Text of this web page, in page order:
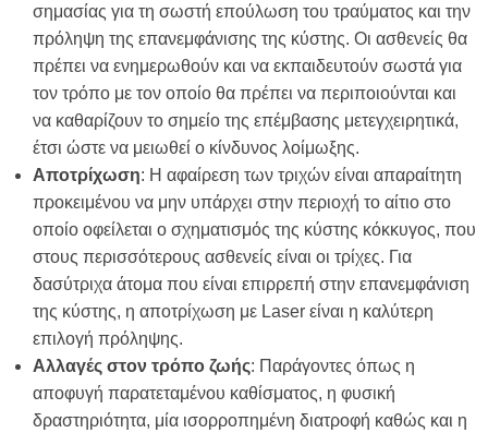
σημασίας για τη σωστή επούλωση του τραύματος και την
πρόληψη της επανεμφάνισης της κύστης. Οι ασθενείς θα
πρέπει να ενημερωθούν και να εκπαιδευτούν σωστά για
τον τρόπο με τον οποίο θα πρέπει να περιποιούνται και
να καθαρίζουν το σημείο της επέμβασης μετεγχειρητικά,
έτσι ώστε να μειωθεί ο κίνδυνος λοίμωξης.
Αποτρίχωση: Η αφαίρεση των τριχών είναι απαραίτητη
προκειμένου να μην υπάρχει στην περιοχή το αίτιο στο
οποίο οφείλεται ο σχηματισμός της κύστης κόκκυγος, που
στους περισσότερους ασθενείς είναι οι τρίχες. Για
δασύτριχα άτομα που είναι επιρρεπή στην επανεμφάνιση
της κύστης, η αποτρίχωση με Laser είναι η καλύτερη
επιλογή πρόληψης.
Αλλαγές στον τρόπο ζωής: Παράγοντες όπως η
αποφυγή παρατεταμένου καθίσματος, η φυσική
δραστηριότητα, μία ισορροπημένη διατροφή καθώς και η